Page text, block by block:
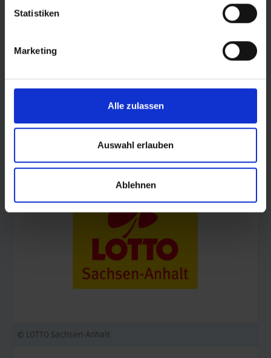
Statistiken
Marketing
Alle zulassen
Auswahl erlauben
Ablehnen
© Land Sachsen-Anhalt
© LOTTO Sachsen-Anhalt